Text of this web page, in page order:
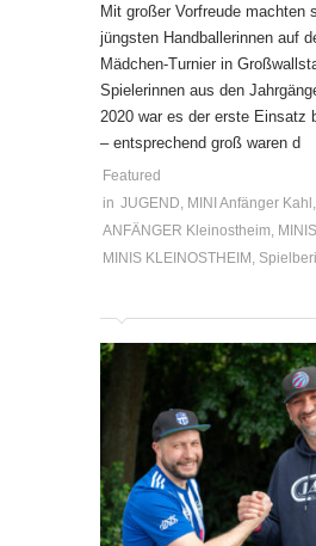
Mit großer Vorfreude machten
jüngsten Handballerinnen auf
Mädchen-Turnier in
Spielerinnen aus den
2020 war es der erste Einsatz
– entsprechend groß waren d
Featured
in JUGEND MINI Anfänger Kahl
ANFÄNGER Kleinostheim MINIS
MINIS KLEINOSTHEIM